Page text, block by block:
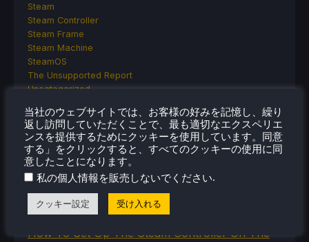
Steam
Steam Controller
Steam Frame
Steam Machine
SteamOS
The Unsupported Report
Uncategorized
VR
最近のヒント＆GUIDES
How To Play Stardew Valley In 3D On Steam
Deck
How To Set Up The Steam Controller On The
当社のウェブサイトでは、お客様の好みを記憶し、繰り
返し訪問していただくことで、最も適切なエクスペリエ
ンスを提供するためにクッキーを使用しています。同意
する」をクリックすると、すべてのクッキーの使用に同
意したことになります。
私の個人情報を販売しないでください.
クッキー設定 受け入れる